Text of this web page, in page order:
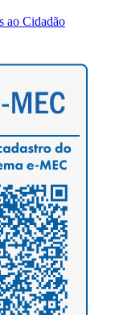
ao Cidadão